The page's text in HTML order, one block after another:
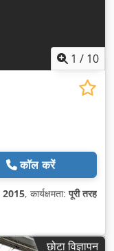
1 / 10
कॉल करें
2015, कार्यक्षमता:पूरी तरह
छोटा विज्ञापन